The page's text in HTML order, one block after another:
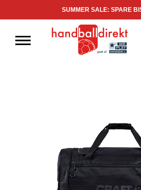
SUMMER SALE: SPARE